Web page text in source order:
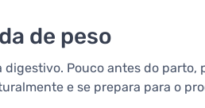
de peso
Pouco antes do parto,
e se prepara para o